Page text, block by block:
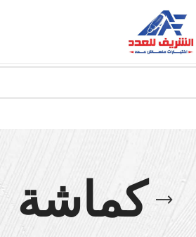
كماشة